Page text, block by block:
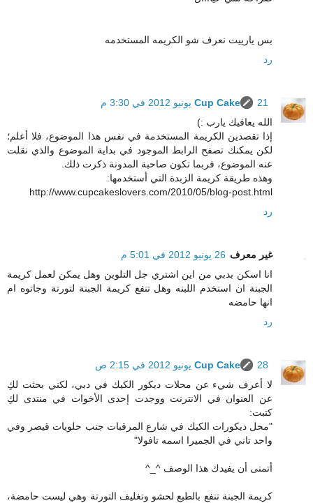
بس يارييت نعرف شو الكريمه المستخدمه
رد
Cup Cake
21 يونيو 2012 في 3:30 م
الله يعافيك يارب :)
إذا تقصدين الكريمة المستخدمة في نفس هذا الموضوع، فلا أعلم؛
لكن يمكنك تصفح الرابط الموجود في بداية الموضوع والذي نقلت
عنه الموضوع، فربما تكون صاحبة المدونة ذكرت ذلك.
وهذه طريقة كريمة الزبدة التي أستخدمها:
http://www.cupcakeslovers.com/2010/05/blog-post.html
رد
غير معرف 26 يونيو 2012 في 5:01 م
انا اسكن بدبي من اين اشتري جل التلوين وهل يمكن لعمل كريمة
الجبنة ان استخدم اللبنه وهل تنفع كريمة الجبنة لتورتة وجاتوه ام
انها حامضه
رد
Cup Cake
28 يونيو 2012 في 2:15 ص
لا أعرف شيء عن محلات ديكور الكيك في دبي، لكني بحثت لكِ
عن العنوان في الانترنت ووجدت إحدى الأخوات في منتدى لكِ
كتبت:
"محل ديكورات الكيك في شارع المرقبات جنب حلويات قيصر وفي
واحد تاني في الجميرا اسمه تافولا"
أتمنى أن يفيدك هذا الوصف ^_^
كريمة الجبنة تنفع بالطبع لحشو وتغليف التورتة وهي ليست حامضة،